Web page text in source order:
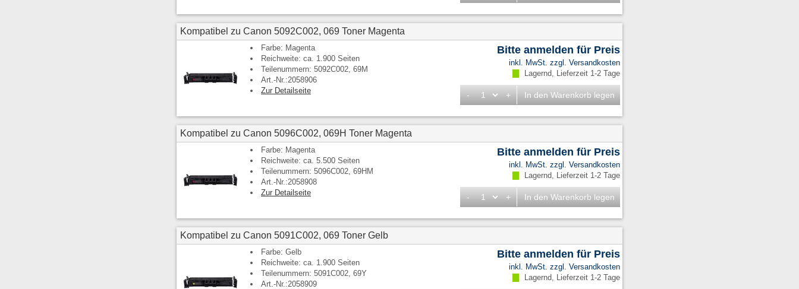
Kompatibel zu Canon 5092C002, 069 Toner Magenta
Farbe: Magenta
Reichweite: ca. 1.900 Seiten
Teilenummern: 5092C002, 69M
Art.-Nr.:2058906
Zur Detailseite
Bitte anmelden für Preis
inkl. MwSt. zzgl. Versandkosten
Lagernd, Lieferzeit 1-2 Tage
- + In den Warenkorb legen
Kompatibel zu Canon 5096C002, 069H Toner Magenta
Farbe: Magenta
Reichweite: ca. 5.500 Seiten
Teilenummern: 5096C002, 69HM
Art.-Nr.:2058908
Zur Detailseite
Bitte anmelden für Preis
inkl. MwSt. zzgl. Versandkosten
Lagernd, Lieferzeit 1-2 Tage
- + In den Warenkorb legen
Kompatibel zu Canon 5091C002, 069 Toner Gelb
Farbe: Gelb
Reichweite: ca. 1.900 Seiten
Teilenummern: 5091C002, 69Y
Art.-Nr.:2058909
Bitte anmelden für Preis
inkl. MwSt. zzgl. Versandkosten
Lagernd, Lieferzeit 1-2 Tage